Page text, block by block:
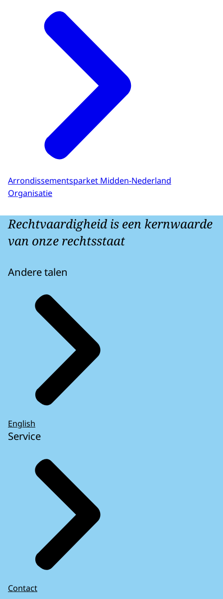
Arrondissementsparket Midden-Nederland
Organisatie
Rechtvaardigheid is een kernwaarde
van onze rechtsstaat
Andere talen
English
Service
Contact